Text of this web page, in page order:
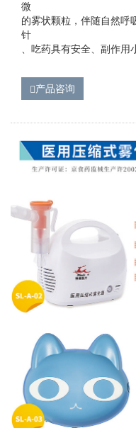
微
的雾状颗粒，伴随自然呼
针
、吃药具有安全、副作用
产品咨询